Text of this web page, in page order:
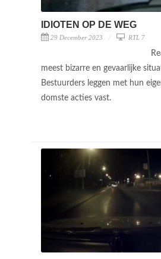
IDIOTEN OP DE WEG
29 December 2023 RTL 7
meest bizarre en gevaarlijke
Bestuurders leggen met hun
domste acties vast.